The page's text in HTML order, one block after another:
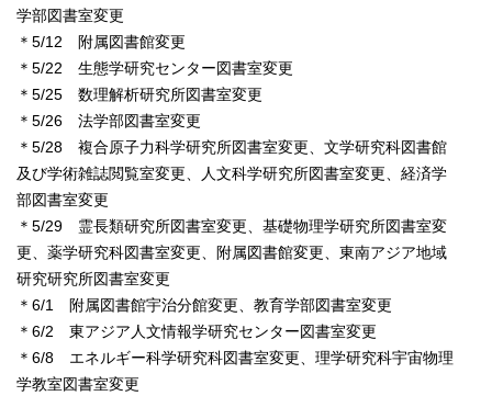
学部図書室変更
＊5/12 附属図書館変更
＊5/22 生態学研究センター図書室変更
＊5/25 数理解析研究所図書室変更
＊5/26 法学部図書室変更
＊5/28 複合原子力科学研究所図書室変更、文学研究科図書館
及び学術雑誌閲覧室変更、人文科学研究所図書室変更、経済学
部図書室変更
＊5/29 霊長類研究所図書室変更、基礎物理学研究所図書室変
更、薬学研究科図書室変更、附属図書館変更、東南アジア地域
研究研究所図書室変更
＊6/1 附属図書館宇治分館変更、教育学部図書室変更
＊6/2 東アジア人文情報学研究センター図書室変更
＊6/8 エネルギー科学研究科図書室変更、理学研究科宇宙物理
学教室図書室変更